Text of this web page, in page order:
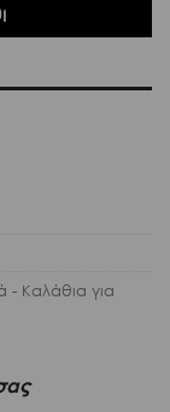
- Καλάθια για